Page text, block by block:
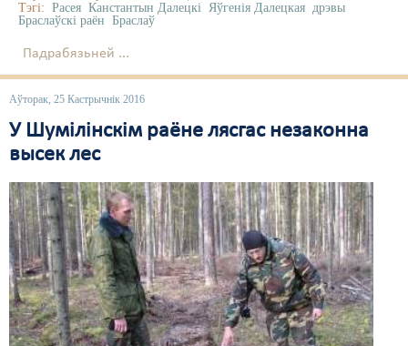
Тэгі: Расея Канстантын Далецкі Яўгенія Далецкая дрэвы
Браслаўскі раён Браслаў
Падрабязьней ...
Аўторак, 25 Кастрычнік 2016
У Шумілінскім раёне лясгас незаконна
высек лес